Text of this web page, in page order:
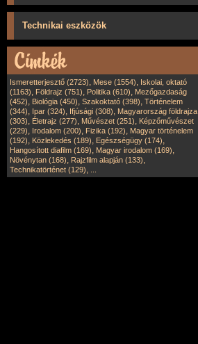
Technikai eszközök
Ismeretterjesztő (2723), Mese (1554), Iskolai, oktató
(1163), Földrajz (751), Politika (610), Mezőgazdaság
(452), Biológia (450), Szakoktató (398), Történelem
(344), Ipar (324), Ifjúsági (308), Magyarország földrajza
(303), Életrajz (277), Művészet (251), Képzőművészet
(229), Irodalom (200), Fizika (192), Magyar történelem
(192), Közlekedés (189), Egészségügy (174),
Hangosított diafilm (169), Magyar irodalom (169),
Növénytan (168), Rajzfilm alapján (133),
Technikatörténet (129),